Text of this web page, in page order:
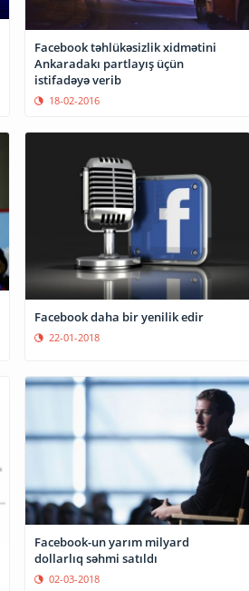
Facebook təhlükəsizlik xidmətini
Ankaradakı partlayış üçün
istifadəyə verib
18-02-2016
Facebook daha bir yenilik edir
22-01-2018
Facebook-un yarım milyard
dollarlıq səhmi satıldı
02-03-2018